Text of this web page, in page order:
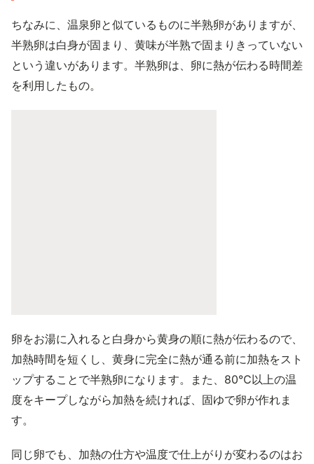
ちなみに、温泉卵と似ているものに半熟卵がありますが、
半熟卵は白身が固まり、黄味が半熟で固まりきっていない
という違いがあります。半熟卵は、卵に熱が伝わる時間差
を利用したもの。
卵をお湯に入れると白身から黄身の順に熱が伝わるので、
加熱時間を短くし、黄身に完全に熱が通る前に加熱をスト
ップすることで半熟卵になります。また、80℃以上の温
度をキープしながら加熱を続ければ、固ゆで卵が作れま
す。
同じ卵でも、加熱の仕方や温度で仕上がりが変わるのはお